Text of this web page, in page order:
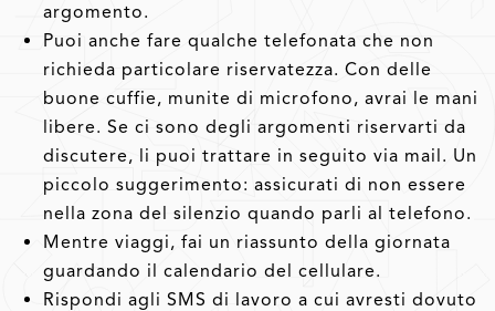
argomento.
Puoi anche fare qualche telefonata che non
richieda particolare riservatezza. Con delle
buone cuffie, munite di microfono, avrai le mani
libere. Se ci sono degli argomenti riservarti da
discutere, li puoi trattare in seguito via mail. Un
piccolo suggerimento: assicurati di non essere
nella zona del silenzio quando parli al telefono.
Mentre viaggi, fai un riassunto della giornata
guardando il calendario del cellulare.
Rispondi agli SMS di lavoro a cui avresti dovuto